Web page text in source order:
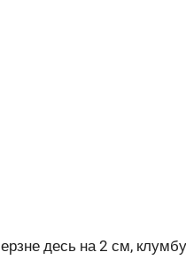
десь на 2 см,